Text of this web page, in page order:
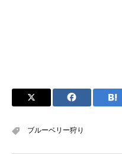
ブルーベリー狩り